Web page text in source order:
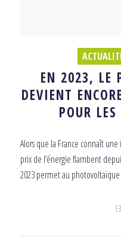
EN 2023, LE
DEVIENT
POUR
Alors que la France connaît
prix de l’énergie flambent
2023 permet au